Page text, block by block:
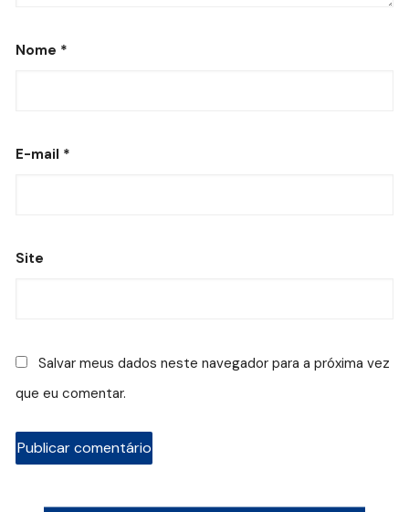
Nome *
E-mail *
Site
Salvar meus dados neste navegador para a próxima vez
que eu comentar.